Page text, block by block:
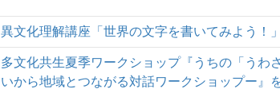
異文化理解講座「世界の文字を書いてみよう！
多文化共生夏季ワークショップ『うちの「うわ
いから地域とつながる対話ワークショップー』